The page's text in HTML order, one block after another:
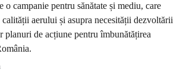
o campanie pentru sănătate și mediu, care
calității aerului și asupra necesității dezvoltării
planuri de acțiune pentru îmbunătățirea